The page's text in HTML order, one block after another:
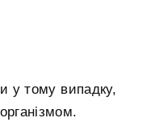
у тому випадку,